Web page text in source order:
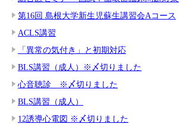
第16回 島根大学新生児蘇生講習会Aコース
ACLS講習
「異常の気付き」と初期対応
BLS講習（成人）※〆切りました
心音聴診 ※〆切りました
BLS講習（成人）
12誘導心電図 ※〆切りました